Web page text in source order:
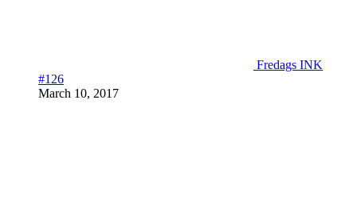
Fredags INK
#126
March 10, 2017